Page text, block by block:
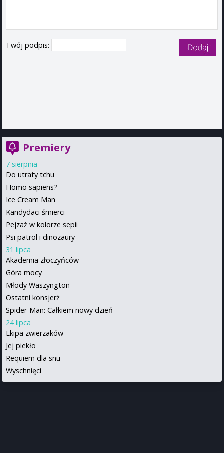
Twój podpis:
Premiery
7 sierpnia
Do utraty tchu
Homo sapiens?
Ice Cream Man
Kandydaci śmierci
Pejzaż w kolorze sepii
Psi patrol i dinozaury
31 lipca
Akademia złoczyńców
Góra mocy
Młody Waszyngton
Ostatni konsjerż
Spider-Man: Całkiem nowy dzień
24 lipca
Ekipa zwierzaków
Jej piekło
Requiem dla snu
Wyschnięci